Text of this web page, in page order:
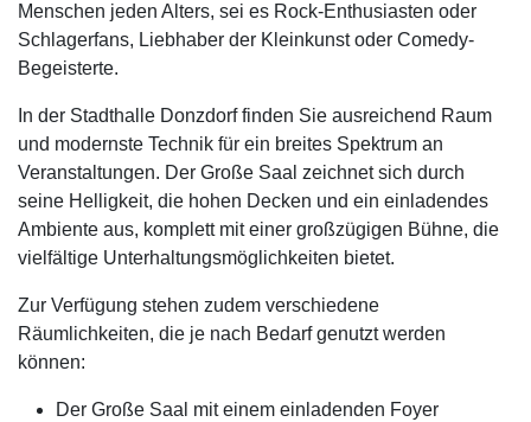
Menschen jeden Alters, sei es Rock-Enthusiasten oder
Schlagerfans, Liebhaber der Kleinkunst oder Comedy-
Begeisterte.
In der Stadthalle Donzdorf finden Sie ausreichend Raum
und modernste Technik für ein breites Spektrum an
Veranstaltungen. Der Große Saal zeichnet sich durch
seine Helligkeit, die hohen Decken und ein einladendes
Ambiente aus, komplett mit einer großzügigen Bühne, die
vielfältige Unterhaltungsmöglichkeiten bietet.
Zur Verfügung stehen zudem verschiedene
Räumlichkeiten, die je nach Bedarf genutzt werden
können:
Der Große Saal mit einem einladenden Foyer